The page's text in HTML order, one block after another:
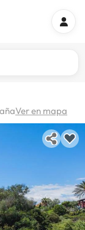
Ver en mapa